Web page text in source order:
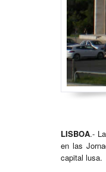
LISBOA.-
en las
capital lusa.